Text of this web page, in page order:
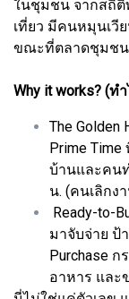
ในชุมชน จากสถิติ
เที่ยว มีคนหมุนเวี
ขณะที่ตลาดชุมชน
Why it works? (ท
The
Prime
บ้านและคนท
น. (คนเลิกง
Ready-to-
มาจับจ่าย ป้
Purchase
อาหาร และ